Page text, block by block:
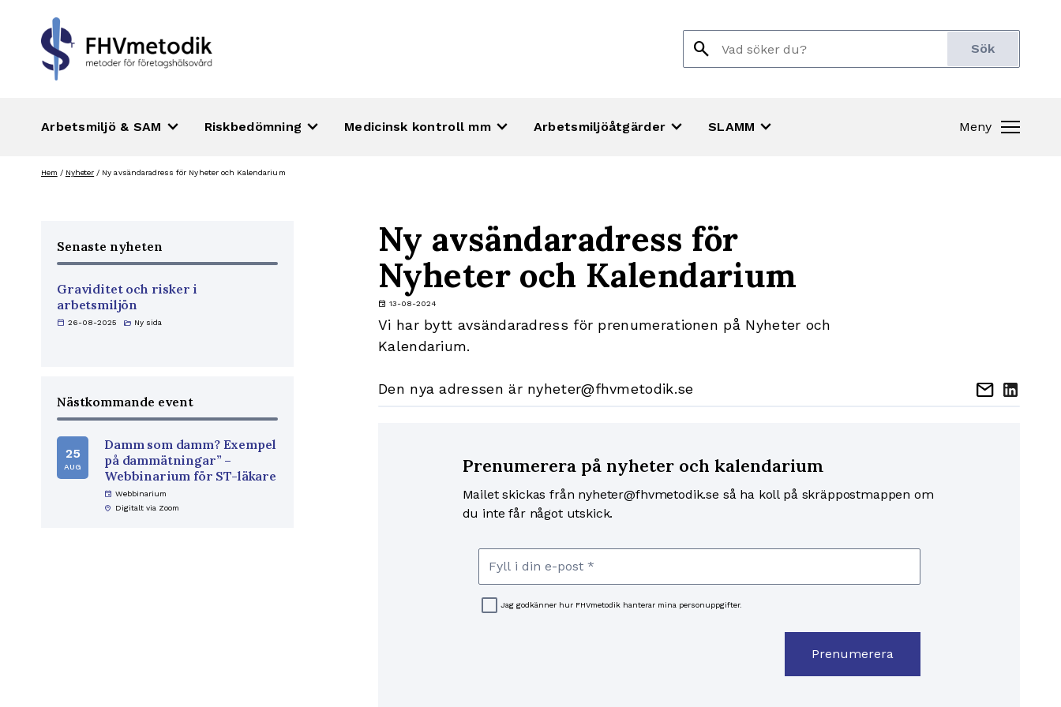
search
Sök
efter:
Arbetsmiljö & SAM keyboard_arrow_down Riskbedömning keyboard_arrow_down Medicinsk kontroll mm keyboard_arrow_down Arbetsmiljöåtgärder keyboard_arrow_down SLAMM keyboard_arrow_down Meny
Hem / Nyheter / Ny avsändaradress för Nyheter och Kalendarium
Senaste nyheten
Graviditet och risker i
arbetsmiljön
calendar_today 26-08-2025 folder_open Ny sida
Nästkommande event
25
AUG
Damm som damm? Exempel
på dammätningar” –
Webbinarium för ST-läkare
event Webbinarium
home_pin Digitalt via Zoom
Ny avsändaradress för
Nyheter och Kalendarium
event 13-08-2024
Vi har bytt avsändaradress för prenumerationen på Nyheter och
Kalendarium.
Den nya adressen är nyheter@fhvmetodik.se mail
Prenumerera på nyheter och kalendarium
Mailet skickas från nyheter@fhvmetodik.se så ha koll på skräppostmappen om
du inte får något utskick.
Jag godkänner hur FHVmetodik hanterar mina personuppgifter.